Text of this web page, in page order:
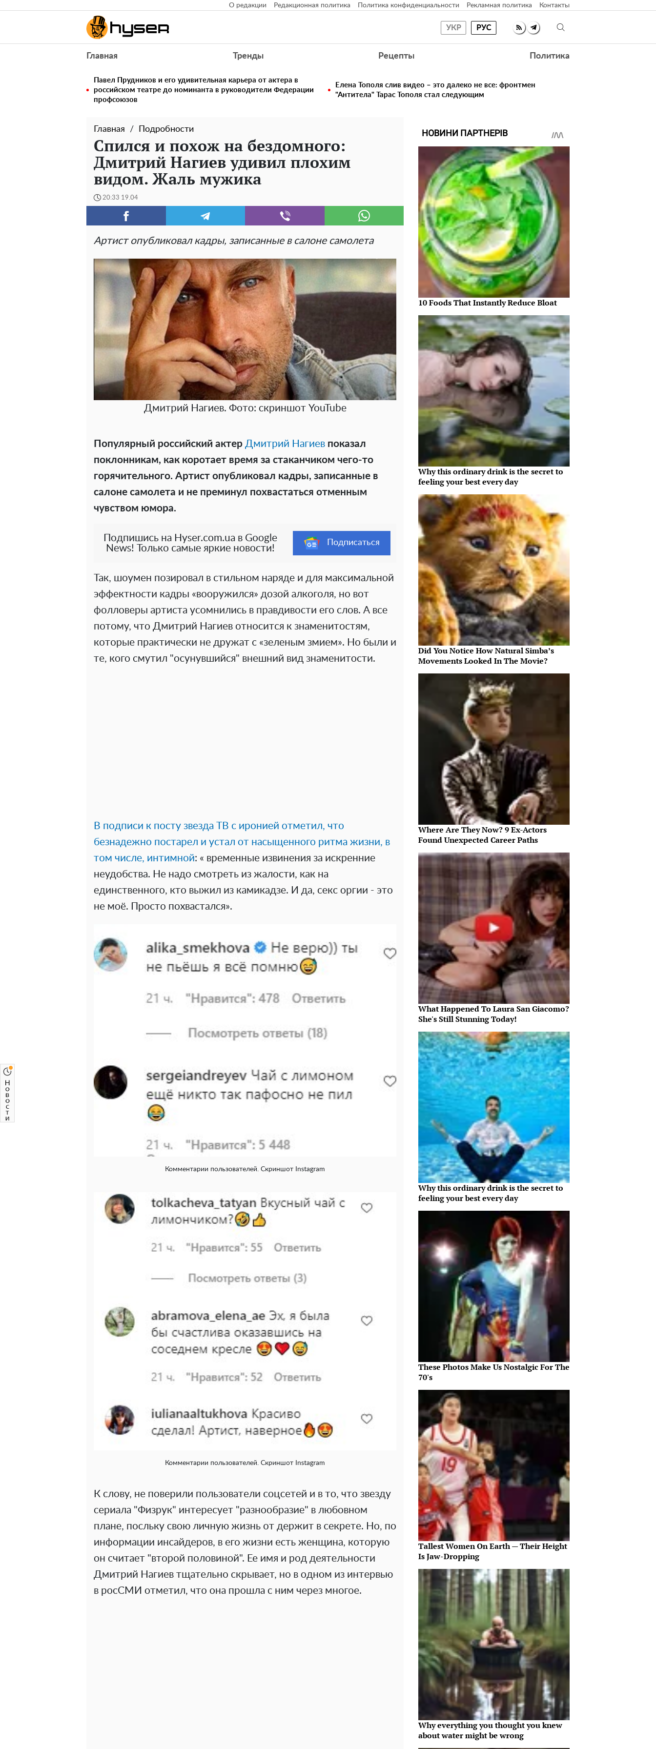
О редакции Редакционная политика Политика конфиденциальности Рекламная политика Контакты
УКР РУС
Главная Тренды Рецепты Политика
Павел Прудников и его удивительная карьера от актера в
российском театре до номинанта в руководители Федерации
профсоюзов
Елена Тополя слив видео – это далеко не все: фронтмен
"Антитела" Тарас Тополя стал следующим
Главная Подробности
Спился и похож на бездомного:
Дмитрий Нагиев удивил плохим
видом. Жаль мужика
20:33 19.04
Артист опубликовал кадры, записанные в салоне самолета
Дмитрий Нагиев. Фото: скриншот YouTube
Популярный российский актер Дмитрий Нагиев показал
поклонникам, как коротает время за стаканчиком чего-то
горячительного. Артист опубликовал кадры, записанные в
салоне самолета и не преминул похвастаться отменным
чувством юмора.
Подпишись на Hyser.com.ua в Google
News! Только самые яркие новости!
Подписаться
Так, шоумен позировал в стильном наряде и для максимальной
эффектности кадры «вооружился» дозой алкоголя, но вот
фолловеры артиста усомнились в правдивости его слов. А все
потому, что Дмитрий Нагиев относится к знаменитостям,
которые практически не дружат с «зеленым змием». Но были и
те, кого смутил "осунувшийся" внешний вид знаменитости.
В подписи к посту звезда ТВ с иронией отметил, что
безнадежно постарел и устал от насыщенного ритма жизни, в
том числе, интимной: « временные извинения за искренние
неудобства. Не надо смотреть из жалости, как на
единственного, кто выжил из камикадзе. И да, секс оргии - это
не моё. Просто похвастался».
Комментарии пользователей. Скриншот Instagram
Комментарии пользователей. Скриншот Instagram
К слову, не поверили пользователи соцсетей и в то, что звезду
сериала "Физрук" интересует "разнообразие" в любовном
плане, посльку свою личную жизнь от держит в секрете. Но, по
информации инсайдеров, в его жизни есть женщина, которую
он считает "второй половиной". Ее имя и род деятельности
Дмитрий Нагиев тщательно скрывает, но в одном из интервью
в росСМИ отметил, что она прошла с ним через многое.
НОВИНИ ПАРТНЕРІВ
10 Foods That Instantly Reduce Bloat
Why this ordinary drink is the secret to
feeling your best every day
Did You Notice How Natural Simba’s
Movements Looked In The Movie?
Where Are They Now? 9 Ex-Actors
Found Unexpected Career Paths
What Happened To Laura San Giacomo?
She's Still Stunning Today!
Why this ordinary drink is the secret to
feeling your best every day
These Photos Make Us Nostalgic For The
70's
Tallest Women On Earth — Their Height
Is Jaw-Dropping
Why everything you thought you knew
about water might be wrong